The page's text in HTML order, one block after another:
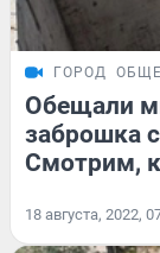
ГОРОД
Обещали
заброшка
Смотрим,
18 августа, 2022,